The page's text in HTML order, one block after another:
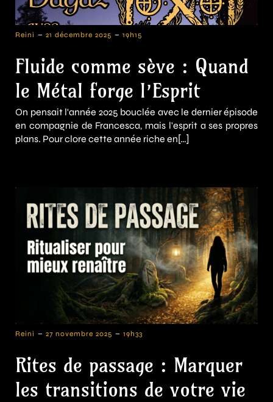
Reini - 21 décembre 2025 - 19h15
Fluide comme sève : Quand
le Métal forge l’Esprit
On pensait l'année 2025 bouclée avec le dernier épisode
en compagnie de Francesca, mais l'esprit a ses propres
plans. Pour clore cette année riche en[…]
Reini - 27 novembre 2025 - 19h33
Rites de passage : Marquer
les transitions de votre vie